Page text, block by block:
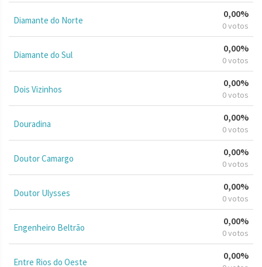
Diamante do Norte
0,00%
0 votos
Diamante do Sul
0,00%
0 votos
Dois Vizinhos
0,00%
0 votos
Douradina
0,00%
0 votos
Doutor Camargo
0,00%
0 votos
Doutor Ulysses
0,00%
0 votos
Engenheiro Beltrão
0,00%
0 votos
Entre Rios do Oeste
0,00%